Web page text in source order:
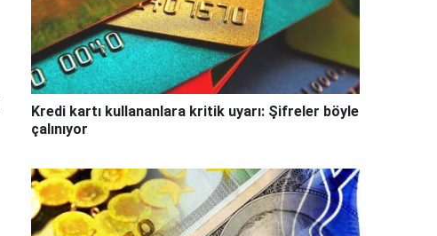
Kredi kartı kullananlara kritik uyarı: Şifreler böyle
çalınıyor